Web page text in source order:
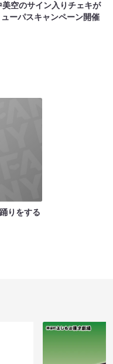
空のサイン入りチェキが
ーパスキャンペーン開催
りをする